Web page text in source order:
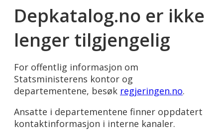
Depkatalog.no er ikke
lenger tilgjengelig
For offentlig informasjon om
Statsministerens kontor og
departementene, besøk regjeringen.no.
Ansatte i departementene finner oppdatert
kontaktinformasjon i interne kanaler.